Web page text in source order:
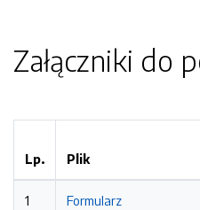
Załączniki do
Lp. Plik
1
Formularz